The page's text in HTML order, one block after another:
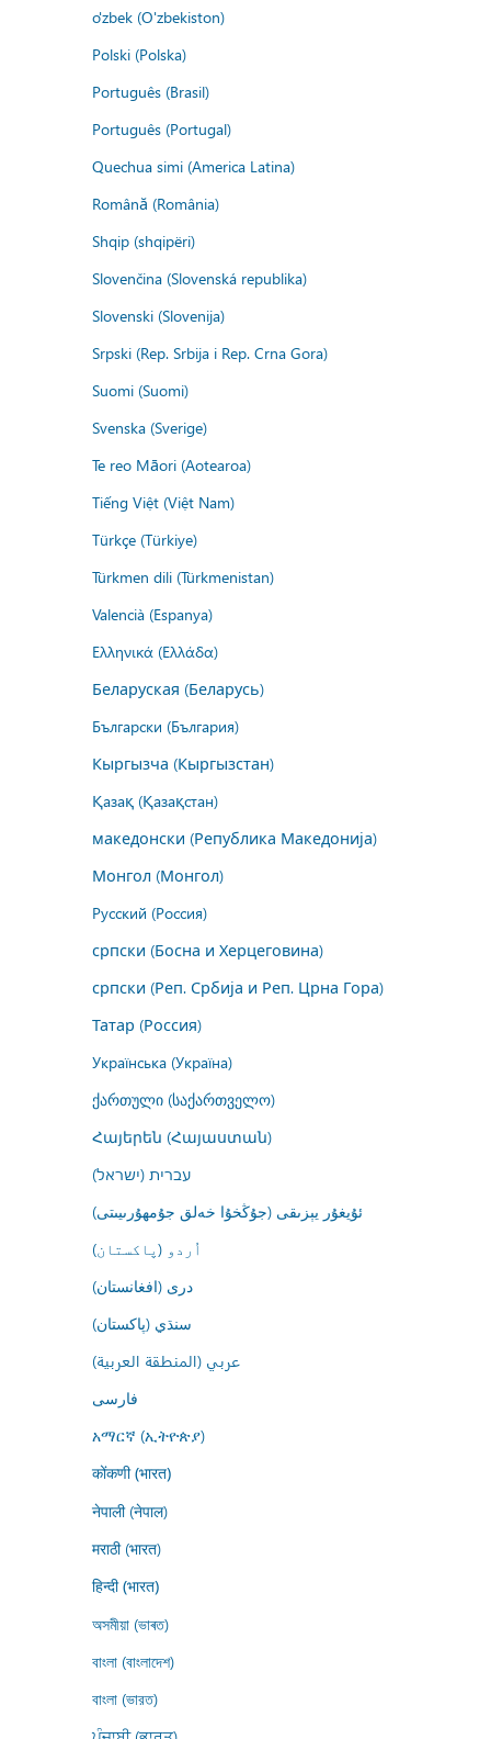
o'zbek (O'zbekiston)
Polski (Polska)
Português (Brasil)
Português (Portugal)
Quechua simi (America Latina)
Română (România)
Shqip (shqipëri)
Slovenčina (Slovenská republika)
Slovenski (Slovenija)
Srpski (Rep. Srbija i Rep. Crna Gora)
Suomi (Suomi)
Svenska (Sverige)
Te reo Māori (Aotearoa)
Tiếng Việt (Việt Nam)
Türkçe (Türkiye)
Türkmen dili (Türkmenistan)
Valencià (Espanya)
Ελληνικά (Ελλάδα)
Беларуская (Беларусь)
Български (България)
Кыргызча (Кыргызстан)
Қазақ (Қазақстан)
македонски (Република Македонија)
Монгол (Монгол)
Русский (Россия)
српски (Босна и Херцеговина)
српски (Реп. Србија и Реп. Црна Гора)
Татар (Россия)
Українська (Україна)
ქართული (საქართველო)
Հայերեն (Հայաստան)
עברית (ישראל)
ئۇيغۇر يېزىقى (جۇڭخۇا خەلق جۇمھۇرىيىتى)
اُردو (پاکستان)
درى (افغانستان)
سنڌي (پاکستان)
عربي (المنطقة العربية)
فارسى
አማርኛ (ኢትዮጵያ)
कोंकणी (भारत)
नेपाली (नेपाल)
मराठी (भारत)
हिन्दी (भारत)
অসমীয়া (ভাৰত)
বাংলা (বাংলাদেশ)
বাংলা (ভারত)